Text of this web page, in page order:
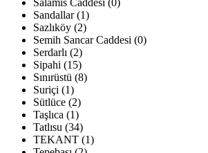
Salamis Caddesi (0)
Sandallar (1)
Sazlıköy (2)
Semih Sancar Caddesi (0)
Serdarlı (2)
Sipahi (15)
Sınırüstü (8)
Suriçi (1)
Sütlüce (2)
Taşlıca (1)
Tatlısu (34)
TEKANT (1)